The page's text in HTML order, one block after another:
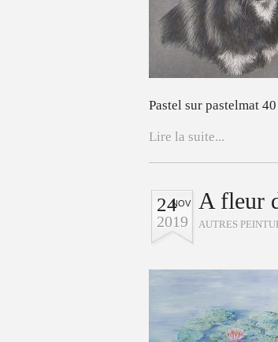
Pastel sur pastelmat
Lire la suite...
NOV
24
2019
A fleur
AUTRES